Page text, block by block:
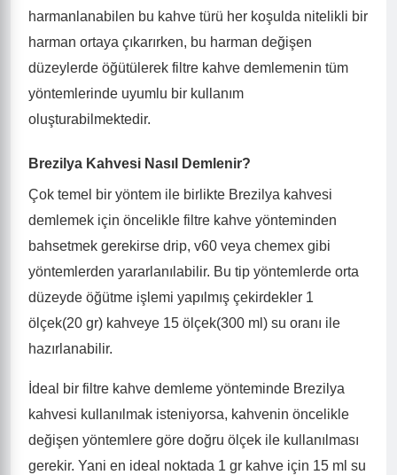
harmanlanabilen bu kahve türü her koşulda nitelikli bir
harman ortaya çıkarırken, bu harman değişen
düzeylerde öğütülerek filtre kahve demlemenin tüm
yöntemlerinde uyumlu bir kullanım
oluşturabilmektedir.
Brezilya Kahvesi Nasıl Demlenir?
Çok temel bir yöntem ile birlikte Brezilya kahvesi
demlemek için öncelikle filtre kahve yönteminden
bahsetmek gerekirse drip, v60 veya chemex gibi
yöntemlerden yararlanılabilir. Bu tip yöntemlerde orta
düzeyde öğütme işlemi yapılmış çekirdekler 1
ölçek(20 gr) kahveye 15 ölçek(300 ml) su oranı ile
hazırlanabilir.
İdeal bir filtre kahve demleme yönteminde Brezilya
kahvesi kullanılmak isteniyorsa, kahvenin öncelikle
değişen yöntemlere göre doğru ölçek ile kullanılması
gerekir. Yani en ideal noktada 1 gr kahve için 15 ml su